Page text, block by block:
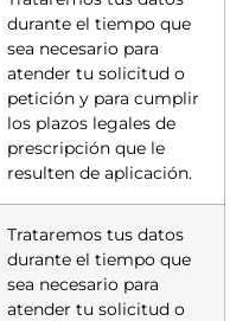
durante el tiempo que
sea necesario para
atender tu solicitud o
petición y para cumplir
los plazos legales de
prescripción que le
resulten de aplicación.
Trataremos tus datos
durante el tiempo que
sea necesario para
atender tu solicitud o